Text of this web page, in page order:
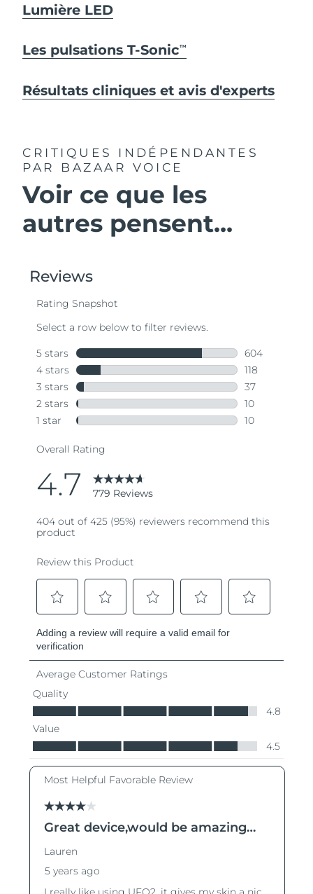
Lumière LED
Les pulsations T-SonicTM
Résultats cliniques et avis d'experts
CRITIQUES INDÉPENDANTES
PAR BAZAAR VOICE
Voir ce que les
autres pensent...